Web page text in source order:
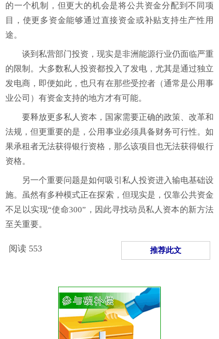
的一个机制，但更大的机会是将公共资金分配到不同项
目，使更多资金能够通过直接资金或补贴支持生产性用
途。
谈到私营部门投资，现实是非洲能源行业仍面临严重
的限制。大多数私人投资都投入了发电，尤其是通过独立
发电商，即便如此，也只有在那些受控者（通常是公用事
业公司）有资金支持的地方才有可能。
要释放更多私人资本，国家需要正确的政策、改革和
法规，但更重要的是，公用事业必须具备财务可行性。如
果承租者无法获得银行资格，那么该项目也无法获得银行
资格。
另一个重要问题是如何吸引私人投资进入输电基础设
施。虽然有多种模式正在探索，但现实是，仅靠公共资金
不足以实现“使命300”，因此寻找动员私人资本的新方法
至关重要。
阅读 553 推荐此文